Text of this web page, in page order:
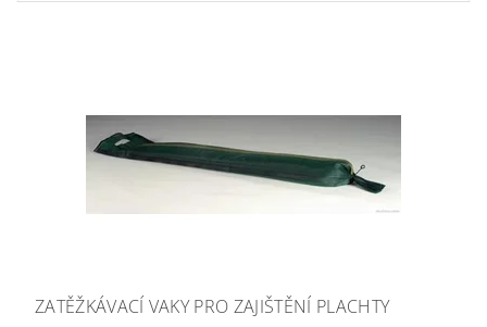
ZATĚŽKÁVACÍ VAKY PRO ZAJIŠTĚNÍ PLACHTY